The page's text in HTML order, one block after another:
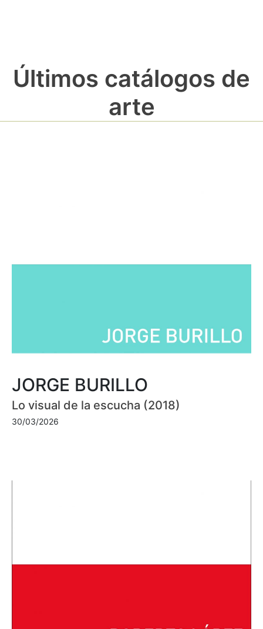
Últimos catálogos de
arte
JORGE BURILLO
Lo visual de la escucha (2018)
30/03/2026